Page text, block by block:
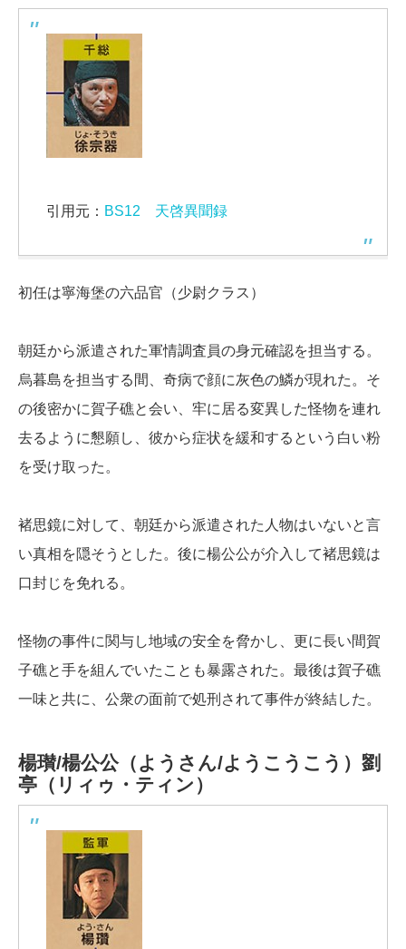
引用元： BS12 天啓異聞録
初任は寧海堡の六品官（少尉クラス）
朝廷から派遣された軍情調査員の身元確認を担当する。
烏暮島を担当する間、奇病で顔に灰色の鱗が現れた。そ
の後密かに賀子礁と会い、牢に居る変異した怪物を連れ
去るように懇願し、彼から症状を緩和するという白い粉
を受け取った。
褚思鏡に対して、朝廷から派遣された人物はいないと言
い真相を隠そうとした。後に楊公公が介入して褚思鏡は
口封じを免れる。
怪物の事件に関与し地域の安全を脅かし、更に長い間賀
子礁と手を組んでいたことも暴露された。最後は賀子礁
一味と共に、公衆の面前で処刑されて事件が終結した。
楊瓉/楊公公（ようさん/ようこうこう） 劉
亭（リィゥ・ティン）